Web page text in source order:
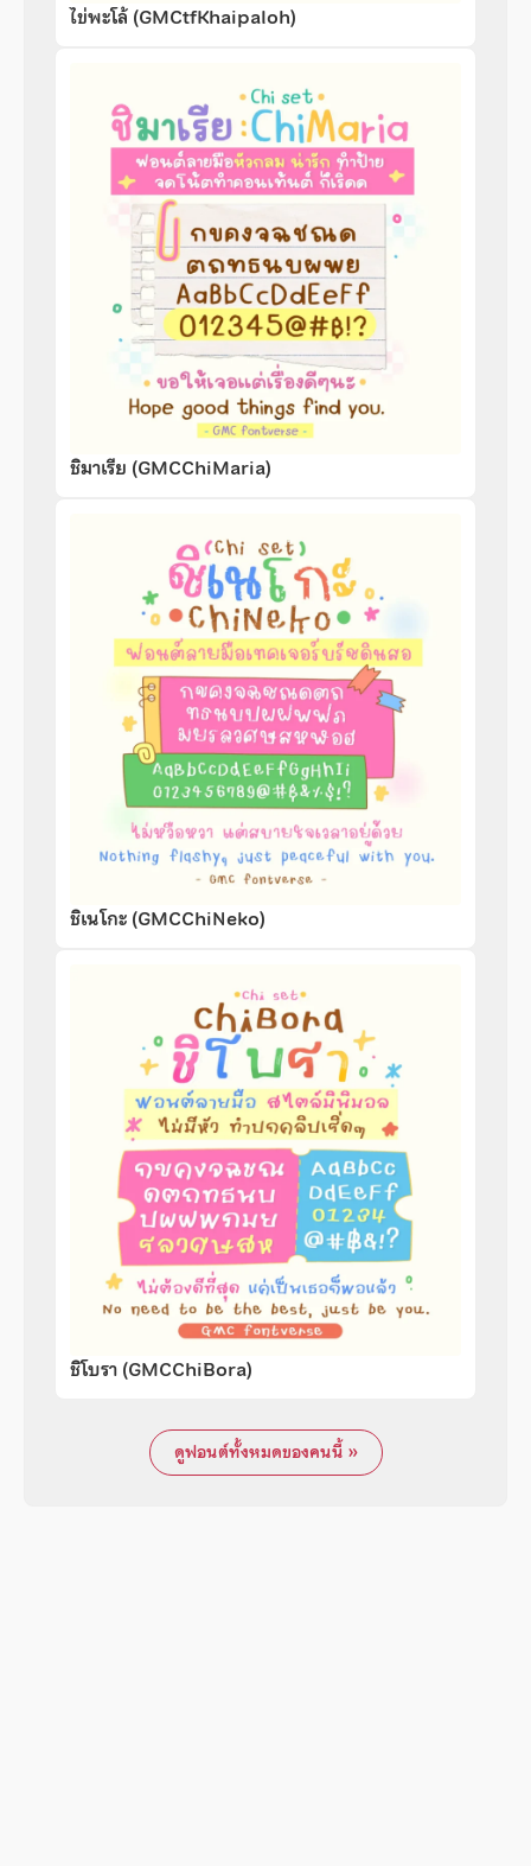
ไข่พะโล้ (GMCtfKhaipaloh)
ชิมาเรีย (GMCChiMaria)
ชิเนโกะ (GMCChiNeko)
ชิโบรา (GMCChiBora)
ดูฟอนต์ทั้งหมดของคนนี้ »